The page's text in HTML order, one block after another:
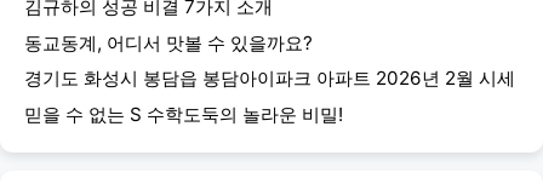
김규하의 성공 비결 7가지 소개
동교동계, 어디서 맛볼 수 있을까요?
경기도 화성시 봉담읍 봉담아이파크 아파트 2026년 2월 시세
믿을 수 없는 S 수학도둑의 놀라운 비밀!